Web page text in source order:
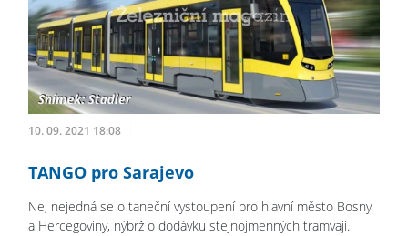
10. 09. 2021 18:08
TANGO pro Sarajevo
Ne, nejedná se o taneční vystoupení pro hlavní město Bosny
a Hercegoviny, nýbrž o dodávku stejnojmenných tramvají.